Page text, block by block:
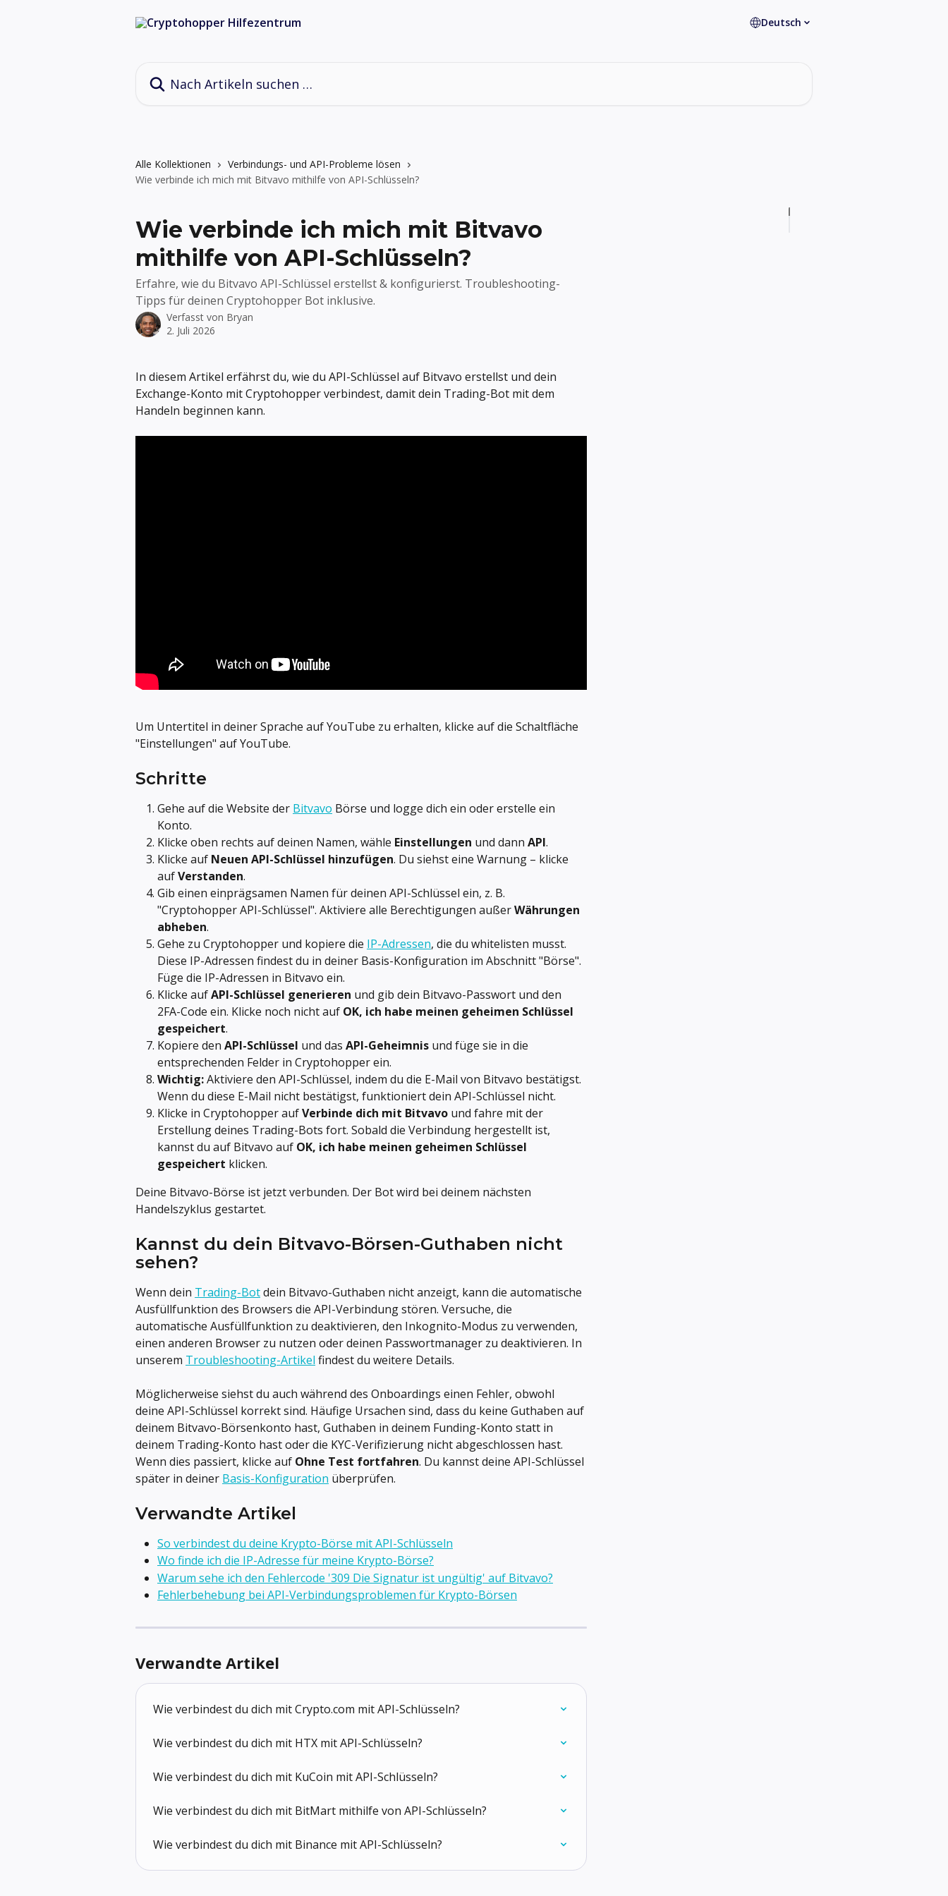
Deutsch
Alle Kollektionen
Verbindungs- und API-Probleme lösen
Wie verbinde ich mich mit Bitvavo mithilfe von API-Schlüsseln?
Wie verbinde ich mich mit Bitvavo
mithilfe von API-Schlüsseln?
Erfahre, wie du Bitvavo API-Schlüssel erstellst & konfigurierst. Troubleshooting-
Tipps für deinen Cryptohopper Bot inklusive.
Verfasst von Bryan
2. Juli 2026
In diesem Artikel erfährst du, wie du API-Schlüssel auf Bitvavo erstellst und dein
Exchange-Konto mit Cryptohopper verbindest, damit dein Trading-Bot mit dem
Handeln beginnen kann.
Um Untertitel in deiner Sprache auf YouTube zu erhalten, klicke auf die Schaltfläche
"Einstellungen" auf YouTube.
Schritte
Gehe auf die Website der Bitvavo Börse und logge dich ein oder erstelle ein
Konto.
Klicke oben rechts auf deinen Namen, wähle Einstellungen und dann API.
Klicke auf Neuen API-Schlüssel hinzufügen. Du siehst eine Warnung – klicke
auf Verstanden.
Gib einen einprägsamen Namen für deinen API-Schlüssel ein, z. B.
"Cryptohopper API-Schlüssel". Aktiviere alle Berechtigungen außer Währungen
abheben.
Gehe zu Cryptohopper und kopiere die IP-Adressen, die du whitelisten musst.
Diese IP-Adressen findest du in deiner Basis-Konfiguration im Abschnitt "Börse".
Füge die IP-Adressen in Bitvavo ein.
Klicke auf API-Schlüssel generieren und gib dein Bitvavo-Passwort und den
2FA-Code ein. Klicke noch nicht auf OK, ich habe meinen geheimen Schlüssel
gespeichert.
Kopiere den API-Schlüssel und das API-Geheimnis und füge sie in die
entsprechenden Felder in Cryptohopper ein.
Wichtig: Aktiviere den API-Schlüssel, indem du die E-Mail von Bitvavo bestätigst.
Wenn du diese E-Mail nicht bestätigst, funktioniert dein API-Schlüssel nicht.
Klicke in Cryptohopper auf Verbinde dich mit Bitvavo und fahre mit der
Erstellung deines Trading-Bots fort. Sobald die Verbindung hergestellt ist,
kannst du auf Bitvavo auf OK, ich habe meinen geheimen Schlüssel
gespeichert klicken.
Deine Bitvavo-Börse ist jetzt verbunden. Der Bot wird bei deinem nächsten
Handelszyklus gestartet.
Kannst du dein Bitvavo-Börsen-Guthaben nicht
sehen?
Wenn dein Trading-Bot dein Bitvavo-Guthaben nicht anzeigt, kann die automatische
Ausfüllfunktion des Browsers die API-Verbindung stören. Versuche, die
automatische Ausfüllfunktion zu deaktivieren, den Inkognito-Modus zu verwenden,
einen anderen Browser zu nutzen oder deinen Passwortmanager zu deaktivieren. In
unserem Troubleshooting-Artikel findest du weitere Details.
Möglicherweise siehst du auch während des Onboardings einen Fehler, obwohl
deine API-Schlüssel korrekt sind. Häufige Ursachen sind, dass du keine Guthaben auf
deinem Bitvavo-Börsenkonto hast, Guthaben in deinem Funding-Konto statt in
deinem Trading-Konto hast oder die KYC-Verifizierung nicht abgeschlossen hast.
Wenn dies passiert, klicke auf Ohne Test fortfahren. Du kannst deine API-Schlüssel
später in deiner Basis-Konfiguration überprüfen.
Verwandte Artikel
So verbindest du deine Krypto-Börse mit API-Schlüsseln
Wo finde ich die IP-Adresse für meine Krypto-Börse?
Warum sehe ich den Fehlercode '309 Die Signatur ist ungültig' auf Bitvavo?
Fehlerbehebung bei API-Verbindungsproblemen für Krypto-Börsen
Verwandte Artikel
Wie verbindest du dich mit Crypto.com mit API-Schlüsseln?
Wie verbindest du dich mit HTX mit API-Schlüsseln?
Wie verbindest du dich mit KuCoin mit API-Schlüsseln?
Wie verbindest du dich mit BitMart mithilfe von API-Schlüsseln?
Wie verbindest du dich mit Binance mit API-Schlüsseln?